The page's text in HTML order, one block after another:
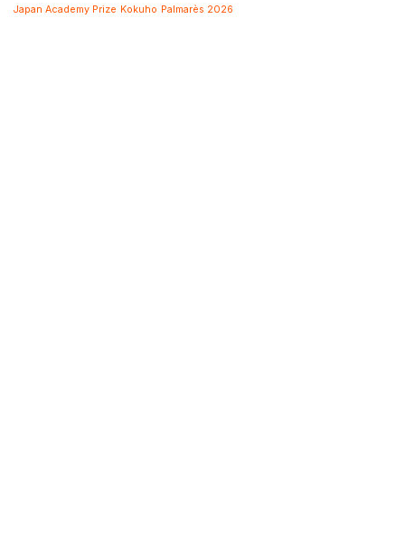
Japan Academy Prize Kokuho Palmarès 2026